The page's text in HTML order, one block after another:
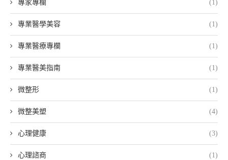
專家專欄 (1)
專業醫學美容 (1)
專業醫療專欄 (1)
專業醫美指南 (1)
微整形 (1)
微整美塑 (4)
心理健康 (3)
心理諮商 (1)